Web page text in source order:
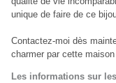
unique de faire de ce
Contactez-moi dès
charmer par cette
Les informations sur